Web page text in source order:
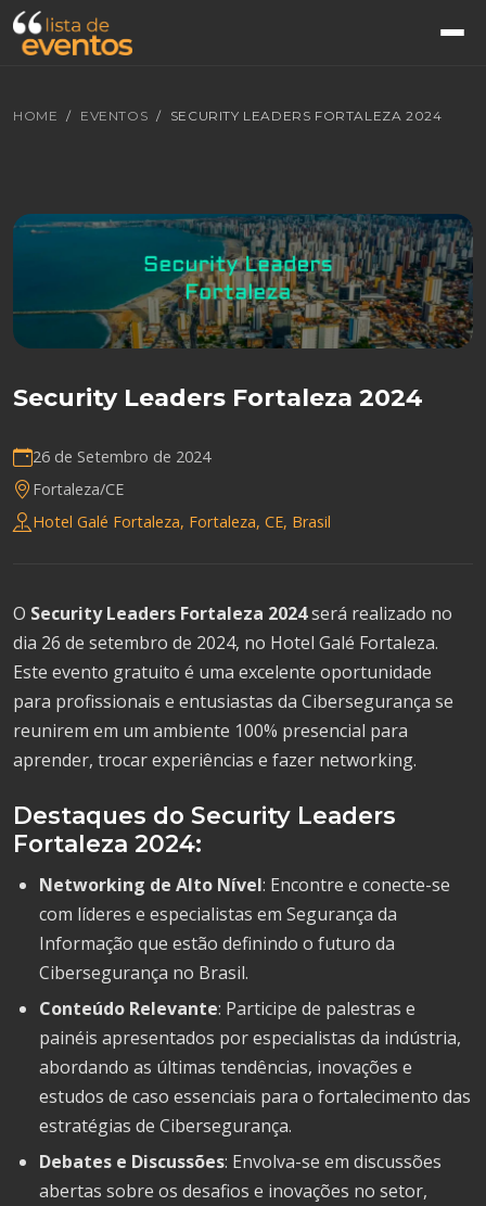
HOME EVENTOS SECURITY LEADERS FORTALEZA 2024
Security Leaders Fortaleza 2024
26 de Setembro de 2024
Fortaleza/CE
Hotel Galé Fortaleza, Fortaleza, CE, Brasil
O Security Leaders Fortaleza 2024será realizado no
dia 26 de setembro de 2024, no Hotel Galé Fortaleza.
Este evento gratuito é uma excelente oportunidade
para profissionais e entusiastas da Cibersegurança se
reunirem em um ambiente 100% presencial para
aprender, trocar experiências e fazer networking.
Destaques do Security Leaders
Fortaleza 2024:
Networking de Alto Nível: Encontre e conecte-se
com líderes e especialistas em Segurança da
Informação que estão definindo o futuro da
Cibersegurança no Brasil.
Conteúdo Relevante: Participe de palestras e
painéis apresentados por especialistas da indústria,
abordando as últimas tendências, inovações e
estudos de caso essenciais para o fortalecimento das
estratégias de Cibersegurança.
Debates e Discussões: Envolva-se em discussões
abertas sobre os desafios e inovações no setor,